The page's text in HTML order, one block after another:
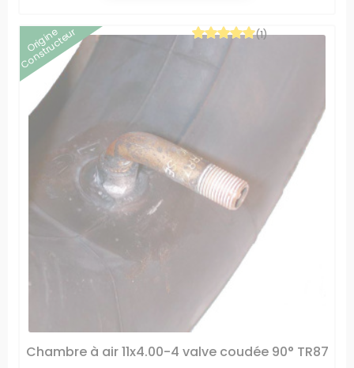
Origine
Constructeur
Chambre à air 11x4.00-4 valve coudée 90° TR87
(1)